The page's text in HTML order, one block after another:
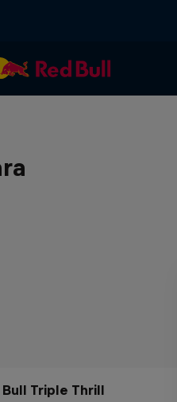
Bull Triple Thrill